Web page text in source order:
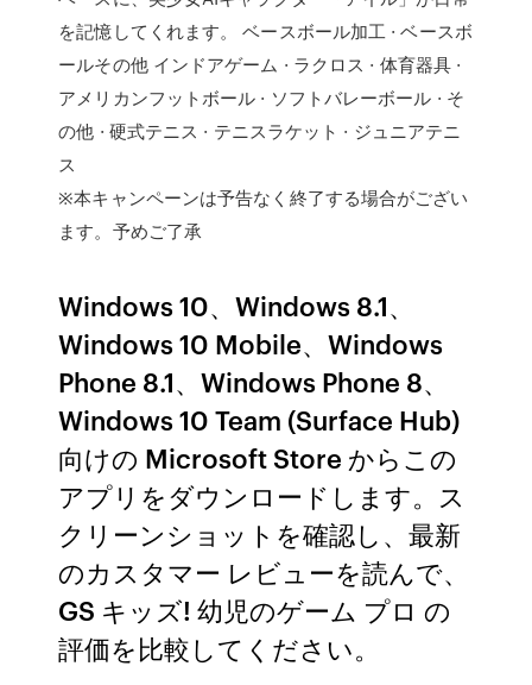
を記憶してくれます。 ベースボール加工 · ベースボ
ールその他 インドアゲーム · ラクロス · 体育器具 ·
アメリカンフットボール · ソフトバレーボール · そ
の他 · 硬式テニス · テニスラケット · ジュニアテニ
ス
※本キャンペーンは予告なく終了する場合がござい
ます。予めご了承
Windows 10、Windows 8.1、
Windows 10 Mobile、Windows
Phone 8.1、Windows Phone 8、
Windows 10 Team (Surface Hub)
向けの Microsoft Store からこの
アプリをダウンロードします。ス
クリーンショットを確認し、最新
のカスタマー レビューを読んで、
GS キッズ! 幼児のゲーム プロ の
評価を比較してください。